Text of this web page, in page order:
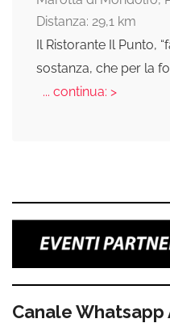
Distanza: 29,1 km
Il Ristorante Il Punto,
sostanza, che per la
... continua: >
Canale